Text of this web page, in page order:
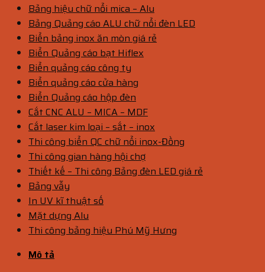
Bảng hiệu chữ nổi mica – Alu
Bảng Quảng cáo ALU chữ nổi đèn LED
Biển bảng inox ăn mòn giá rẻ
Biển Quảng cáo bạt Hiflex
Biển quảng cáo công ty
Biển quảng cáo cửa hàng
Biển Quảng cáo hộp đèn
Cắt CNC ALU – MICA – MDF
Cắt laser kim loại – sắt – inox
Thi công biển QC chữ nổi inox-Đồng
Thi công gian hàng hội chợ
Thiết kế – Thi công Bảng đèn LED giá rẻ
Bảng vẫy
In UV kĩ thuật số
Mặt dựng Alu
Thi công bảng hiệu Phú Mỹ Hưng
Mô tả